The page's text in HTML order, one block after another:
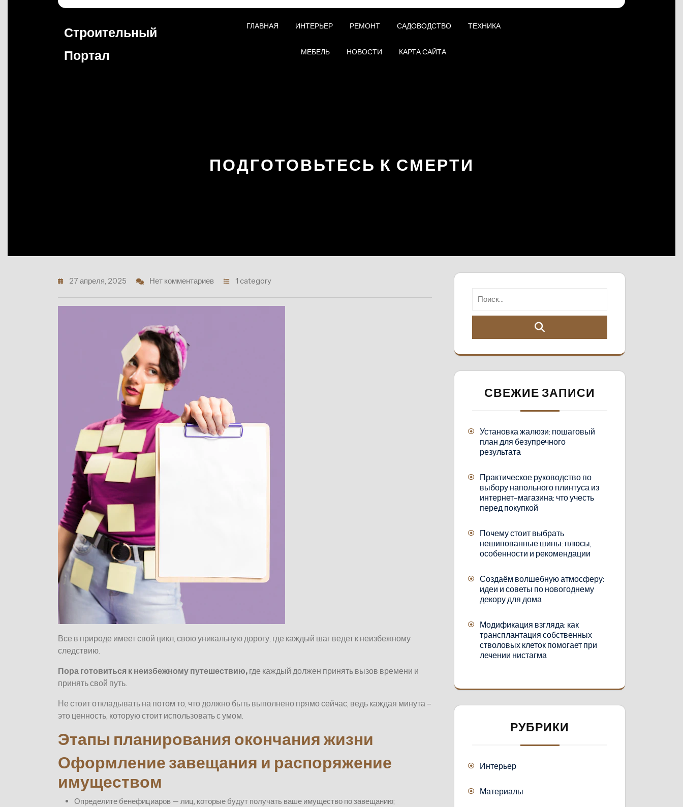
Строительный
Портал
ГЛАВНАЯ ИНТЕРЬЕР РЕМОНТ САДОВОДСТВО ТЕХНИКА
МЕБЕЛЬ НОВОСТИ КАРТА САЙТА
ПОДГОТОВЬТЕСЬ К СМЕРТИ
27 апреля, 2025 Нет комментариев 1 category
Все в природе имеет свой цикл, свою уникальную дорогу, где каждый шаг ведет к неизбежному
следствию.
Пора готовиться к неизбежному путешествию, где каждый должен принять вызов времени и
принять свой путь.
Не стоит откладывать на потом то, что должно быть выполнено прямо сейчас, ведь каждая минута –
это ценность, которую стоит использовать с умом.
Этапы планирования окончания жизни
Оформление завещания и распоряжение
имуществом
Определите бенефициаров — лиц, которые будут получать ваше имущество по завещанию;
СВЕЖИЕ ЗАПИСИ
Установка жалюзи: пошаговый
план для безупречного
результата
Практическое руководство по
выбору напольного плинтуса из
интернет-магазина: что учесть
перед покупкой
Почему стоит выбрать
нешипованные шины: плюсы,
особенности и рекомендации
Создаём волшебную атмосферу:
идеи и советы по новогоднему
декору для дома
Модификация взгляда: как
трансплантация собственных
стволовых клеток помогает при
лечении нистагма
РУБРИКИ
Интерьер
Материалы